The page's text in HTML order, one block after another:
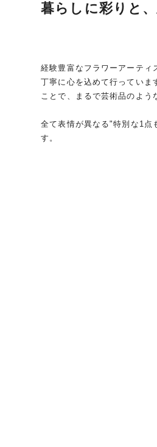
暮らしに彩りと
経験豊富なフラワーアーティ
丁寧に心を込めて行っていま
ことで、まるで芸術品のよう
全て表情が異なる"特別な1点
す。